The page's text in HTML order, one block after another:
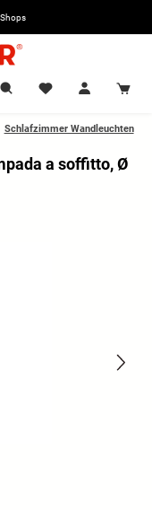
Schlafzimmer Wandleuchten
a soffitto, Ø